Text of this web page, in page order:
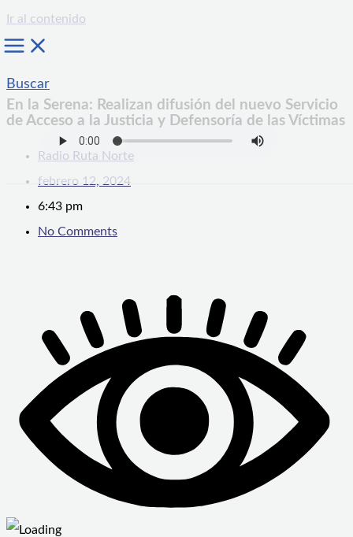
Ir al contenido
Buscar
En la Serena: Realizan difusión del nuevo Servicio
de Acceso a la Justicia y Defensoría de las Víctimas
Radio Ruta Norte
febrero 12, 2024
6:43 pm
No Comments